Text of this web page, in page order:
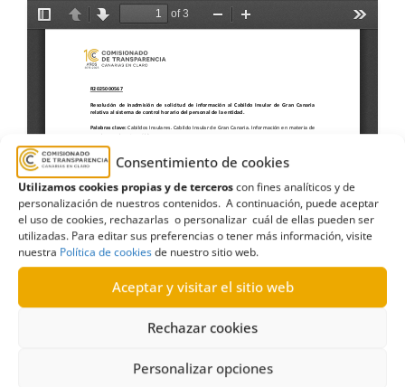
Consentimiento de cookies
Utilizamos cookies propias y de terceroscon fines analíticos y de
personalización de nuestros contenidos. A continuación, puede aceptar
el uso de cookies, rechazarlas o personalizar cuál de ellas pueden ser
utilizadas. Para editar sus preferencias o tener más información, visite
nuestra Política de cookiesde nuestro sitio web.
Aceptar y visitar el sitio web
Rechazar cookies
Personalizar opciones